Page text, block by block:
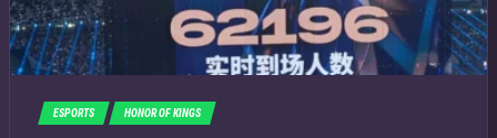
ESPORTS HONOR OF KINGS